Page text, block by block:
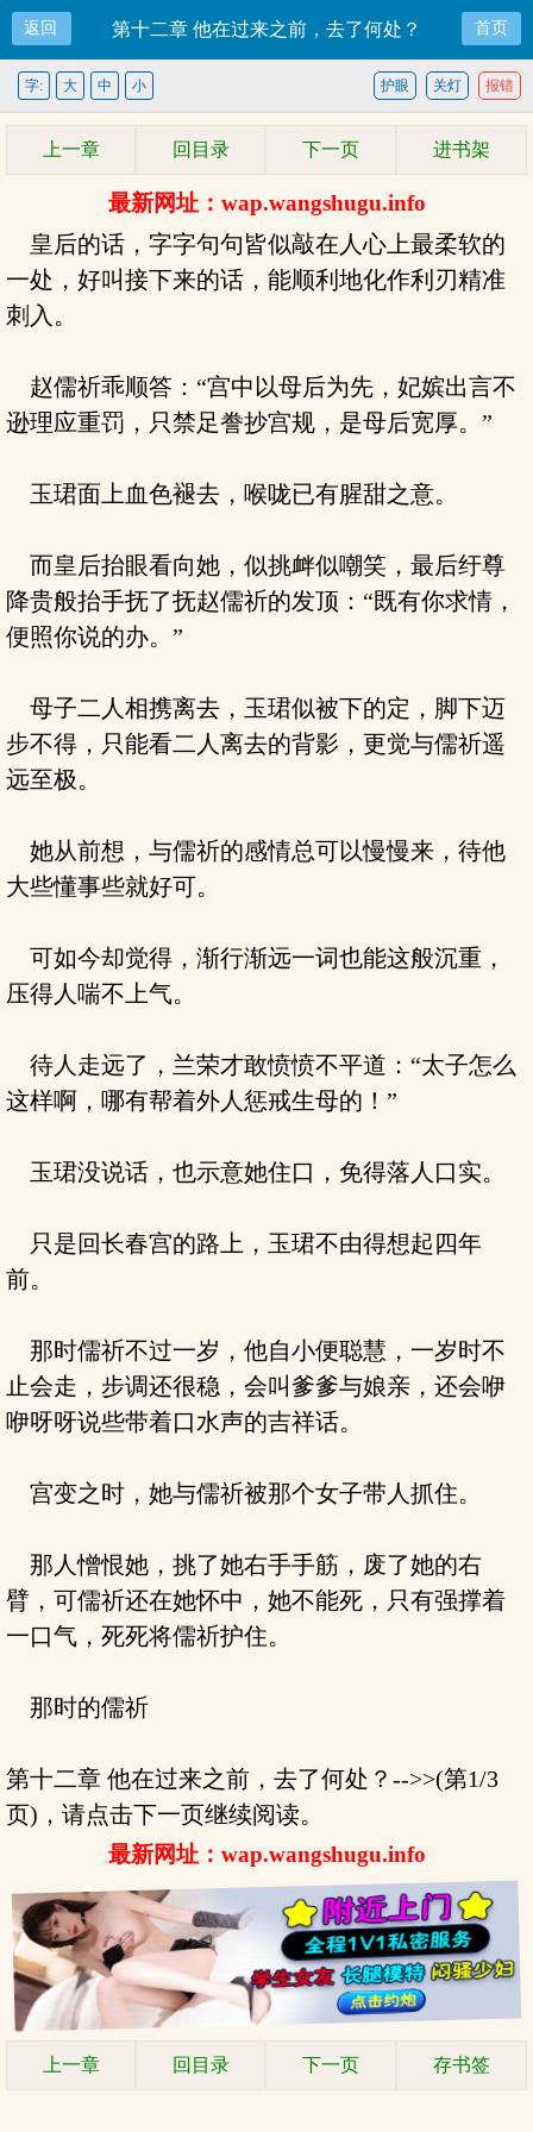
返回 第十二章 他在过来之前，去了何处？ 首页
报错
关灯
护眼
字: 大 中 小
上一章 回目录 下一页 进书架
最新网址：wap.wangshugu.info
皇后的话，字字句句皆似敲在人心上最柔软的
一处，好叫接下来的话，能顺利地化作利刃精准
刺入。
赵儒祈乖顺答：“宫中以母后为先，妃嫔出言不
逊理应重罚，只禁足誊抄宫规，是母后宽厚。”
玉珺面上血色褪去，喉咙已有腥甜之意。
而皇后抬眼看向她，似挑衅似嘲笑，最后纡尊
降贵般抬手抚了抚赵儒祈的发顶：“既有你求情，
便照你说的办。”
母子二人相携离去，玉珺似被下的定，脚下迈
步不得，只能看二人离去的背影，更觉与儒祈遥
远至极。
她从前想，与儒祈的感情总可以慢慢来，待他
大些懂事些就好可。
可如今却觉得，渐行渐远一词也能这般沉重，
压得人喘不上气。
待人走远了，兰荣才敢愤愤不平道：“太子怎么
这样啊，哪有帮着外人惩戒生母的！”
玉珺没说话，也示意她住口，免得落人口实。
只是回长春宫的路上，玉珺不由得想起四年
前。
那时儒祈不过一岁，他自小便聪慧，一岁时不
止会走，步调还很稳，会叫爹爹与娘亲，还会咿
咿呀呀说些带着口水声的吉祥话。
宫变之时，她与儒祈被那个女子带人抓住。
那人憎恨她，挑了她右手手筋，废了她的右
臂，可儒祈还在她怀中，她不能死，只有强撑着
一口气，死死将儒祈护住。
那时的儒祈
第十二章 他在过来之前，去了何处？-->>(第1/3
页)，请点击下一页继续阅读。
最新网址：wap.wangshugu.info
上一章 回目录 下一页 存书签